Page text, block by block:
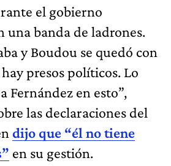
el gobierno
una banda de ladrones.
y Boudou se quedó con
presos políticos. Lo
Fernández en esto”,
las declaraciones del
dijo que “él no tiene
en su gestión.